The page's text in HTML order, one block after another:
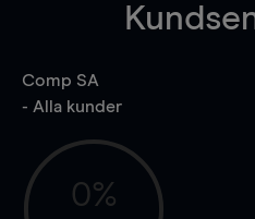
Comp SA
- Alla kunder
0%